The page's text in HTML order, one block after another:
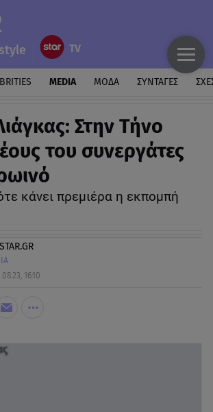
MEDIA ΜΟΔΑ ΣΥΝΤΑΓΕΣ
Στην Τήνο
του συνεργάτες
κάνει πρεμιέρα η εκπομπή
STAR.GR
16:10